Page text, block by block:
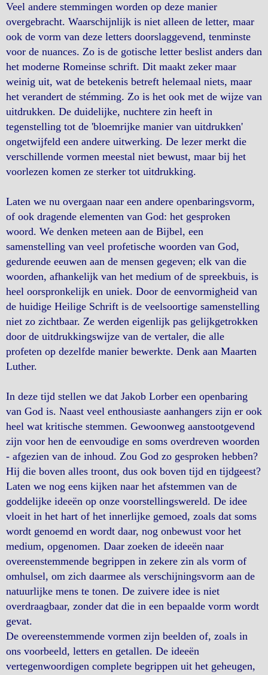
Veel andere stemmingen worden op deze manier
overgebracht. Waarschijnlijk is niet alleen de letter, maar
ook de vorm van deze letters doorslaggevend, tenminste
voor de nuances. Zo is de gotische letter beslist anders dan
het moderne Romeinse schrift. Dit maakt zeker maar
weinig uit, wat de betekenis betreft helemaal niets, maar
het verandert de stémming. Zo is het ook met de wijze van
uitdrukken. De duidelijke, nuchtere zin heeft in
tegenstelling tot de 'bloemrijke manier van uitdrukken'
ongetwijfeld een andere uitwerking. De lezer merkt die
verschillende vormen meestal niet bewust, maar bij het
voorlezen komen ze sterker tot uitdrukking.
Laten we nu overgaan naar een andere openbaringsvorm,
of ook dragende elementen van God: het gesproken
woord. We denken meteen aan de Bijbel, een
samenstelling van veel profetische woorden van God,
gedurende eeuwen aan de mensen gegeven; elk van die
woorden, afhankelijk van het medium of de spreekbuis, is
heel oorspronkelijk en uniek. Door de eenvormigheid van
de huidige Heilige Schrift is de veelsoortige samenstelling
niet zo zichtbaar. Ze werden eigenlijk pas gelijkgetrokken
door de uitdrukkingswijze van de vertaler, die alle
profeten op dezelfde manier bewerkte. Denk aan Maarten
Luther.
In deze tijd stellen we dat Jakob Lorber een openbaring
van God is. Naast veel enthousiaste aanhangers zijn er ook
heel wat kritische stemmen. Gewoonweg aanstootgevend
zijn voor hen de eenvoudige en soms overdreven woorden
- afgezien van de inhoud. Zou God zo gesproken hebben?
Hij die boven alles troont, dus ook boven tijd en tijdgeest?
Laten we nog eens kijken naar het afstemmen van de
goddelijke ideeën op onze voorstellingswereld. De idee
vloeit in het hart of het innerlijke gemoed, zoals dat soms
wordt genoemd en wordt daar, nog onbewust voor het
medium, opgenomen. Daar zoeken de ideeën naar
overeenstemmende begrippen in zekere zin als vorm of
omhulsel, om zich daarmee als verschijningsvorm aan de
natuurlijke mens te tonen. De zuivere idee is niet
overdraagbaar, zonder dat die in een bepaalde vorm wordt
gevat.
De overeenstemmende vormen zijn beelden of, zoals in
ons voorbeeld, letters en getallen. De ideeën
vertegenwoordigen complete begrippen uit het geheugen,